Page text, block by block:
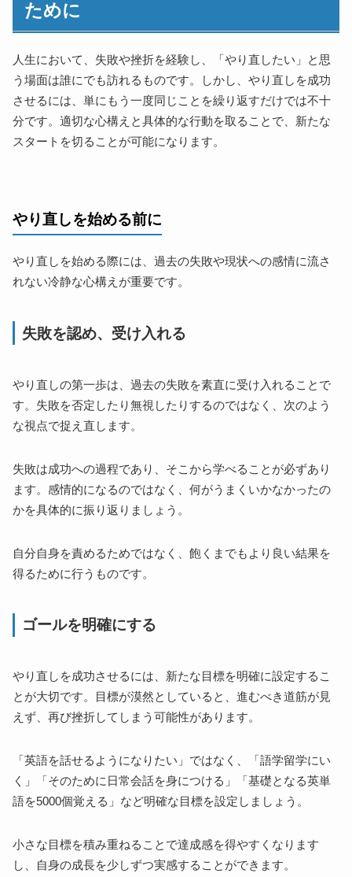
他人と比較しない
やり直しを実行する
行動計画を作成する
生活習慣を見直す
小さくても成功体験を覚える
挫折から立ち直ってやり直しをするには
挫折を正しく受け止める
挫折を乗り越える具体的な方法
心を支える習慣作り
やり直しを継続するために
ために
人生において、失敗や挫折を経験し、「やり直したい」と思
う場面は誰にでも訪れるものです。しかし、やり直しを成功
させるには、単にもう一度同じことを繰り返すだけでは不十
分です。適切な心構えと具体的な行動を取ることで、新たな
スタートを切ることが可能になります。
やり直しを始める前に
やり直しを始める際には、過去の失敗や現状への感情に流さ
れない冷静な心構えが重要です。
失敗を認め、受け入れる
やり直しの第一歩は、過去の失敗を素直に受け入れることで
す。失敗を否定したり無視したりするのではなく、次のよう
な視点で捉え直します。
失敗は成功への過程であり、そこから学べることが必ずあり
ます。感情的になるのではなく、何がうまくいかなかったの
かを具体的に振り返りましょう。
自分自身を責めるためではなく、飽くまでもより良い結果を
得るために行うものです。
ゴールを明確にする
やり直しを成功させるには、新たな目標を明確に設定するこ
とが大切です。目標が漠然としていると、進むべき道筋が見
えず、再び挫折してしまう可能性があります。
「英語を話せるようになりたい」ではなく、「語学留学にい
く」「そのために日常会話を身につける」「基礎となる英単
語を5000個覚える」など明確な目標を設定しましょう。
小さな目標を積み重ねることで達成感を得やすくなります
し、自身の成長を少しずつ実感することができます。